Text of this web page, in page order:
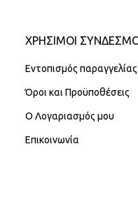
ΧΡΗΣΙΜΟΙ
Εντοπισμός παραγγελίας
Όροι και Προϋποθέσεις
Ο Λογαριασμός μου
Επικοινωνία